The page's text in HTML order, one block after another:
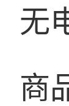
无
商